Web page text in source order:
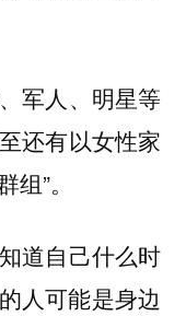
军人、明星等
还有以女性家
”。
道自己什么时
人可能是身边